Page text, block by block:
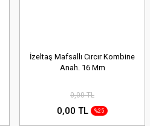
İzeltaş Mafsallı Cırcır Kombine
Anah. 16 Mm
0,00 TL
0,00 TL %25